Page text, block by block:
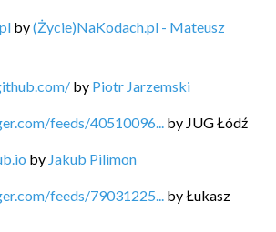
by(Życie)NaKodach.pl - Mateusz
by Piotr Jarzemski
feeds/40510096... by JUG Łódź
by Jakub Pilimon
feeds/79031225... byŁukasz